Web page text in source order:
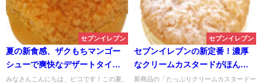
セブンイレブン
夏の新食感、ザクもちマンゴー
シューで爽快なデザートタイ
ム
みなさんこんにちは、ピコです！この夏、
セブンイレブン
セブンイレブンの新定番！濃厚
なクリームカスタードがほんの
り甘いドーナツに絶妙なバラン
新商品の「たっぷりクリームカスタードー